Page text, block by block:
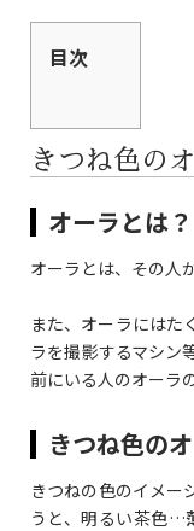
目次
きつね色の
オーラとは？
オーラとは、その人
また、オーラにはた
ラを撮影するマシン
前にいる人のオーラ
きつね色の
きつねの色のイメー
うと、明るい茶色…